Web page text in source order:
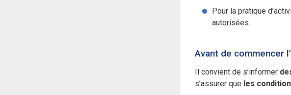
Pour la pratique
autorisées.
Avant de commencer
Il convient de s’informer
s’assurer que les